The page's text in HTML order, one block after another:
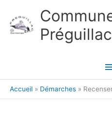
Préguillac
Accueil Démarches